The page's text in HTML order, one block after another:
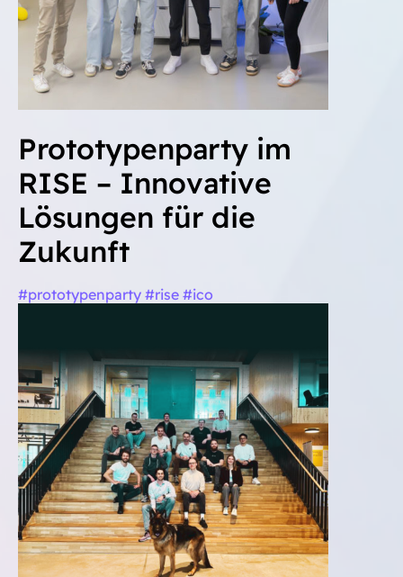
Prototypenparty im
RISE – Innovative
Lösungen für die
Zukunft
#prototypenparty #rise #ico